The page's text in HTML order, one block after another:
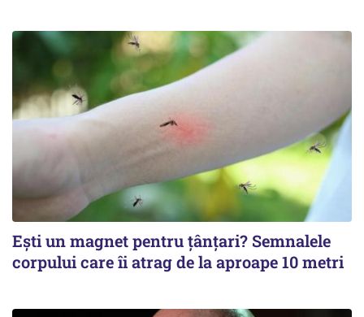
Ești un magnet pentru țânțari? Semnalele
corpului care îi atrag de la aproape 10 metri